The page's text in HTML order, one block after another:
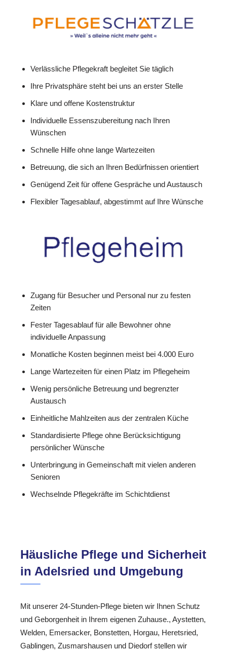
Verlässliche Pflegekraft begleitet Sie täglich
Ihre Privatsphäre steht bei uns an erster Stelle
Klare und offene Kostenstruktur
Individuelle Essenszubereitung nach Ihren
Wünschen
Schnelle Hilfe ohne lange Wartezeiten
Betreuung, die sich an Ihren Bedürfnissen orientiert
Genügend Zeit für offene Gespräche und Austausch
Flexibler Tagesablauf, abgestimmt auf Ihre Wünsche
Zugang für Besucher und Personal nur zu festen
Zeiten
Fester Tagesablauf für alle Bewohner ohne
individuelle Anpassung
Monatliche Kosten beginnen meist bei 4.000 Euro
Lange Wartezeiten für einen Platz im Pflegeheim
Wenig persönliche Betreuung und begrenzter
Austausch
Einheitliche Mahlzeiten aus der zentralen Küche
Standardisierte Pflege ohne Berücksichtigung
persönlicher Wünsche
Unterbringung in Gemeinschaft mit vielen anderen
Senioren
Wechselnde Pflegekräfte im Schichtdienst
Häusliche Pflege und Sicherheit
in Adelsried und Umgebung
Mit unserer 24-Stunden-Pflege bieten wir Ihnen Schutz
und Geborgenheit in Ihrem eigenen Zuhause., Aystetten,
Welden, Emersacker, Bonstetten, Horgau, Heretsried,
Gablingen, Zusmarshausen und Diedorf stellen wir